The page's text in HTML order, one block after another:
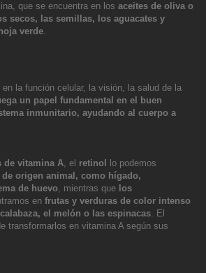
que se encuentra en los aceites de oliva o
secos, las semillas, los aguacates y
verde.
en la función celular, la visión, la salud de la
un papel fundamental en el buen
inmunitario, ayudando al cuerpo a
de vitamina A, el retinol
lo podemos
origen animal, como hígado,
de huevo, mientras que los
en frutas y verduras de color intenso
el melón o las espinacas. El
transformarlos en vitamina A según sus